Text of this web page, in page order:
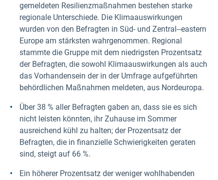
gemeldeten Resilienzmaßnahmen bestehen starke
regionale Unterschiede. Die Klimaauswirkungen
wurden von den Befragten in Süd- und Zentral-‑eastern
Europe am stärksten wahrgenommen. Regional
stammte die Gruppe mit dem niedrigsten Prozentsatz
der Befragten, die sowohl Klimaauswirkungen als auch
das Vorhandensein der in der Umfrage aufgeführten
behördlichen Maßnahmen meldeten, aus Nordeuropa.
Über 38 % aller Befragten gaben an, dass sie es sich
nicht leisten könnten, ihr Zuhause im Sommer
ausreichend kühl zu halten; der Prozentsatz der
Befragten, die in finanzielle Schwierigkeiten geraten
sind, steigt auf 66 %.
Ein höherer Prozentsatz der weniger wohlhabenden